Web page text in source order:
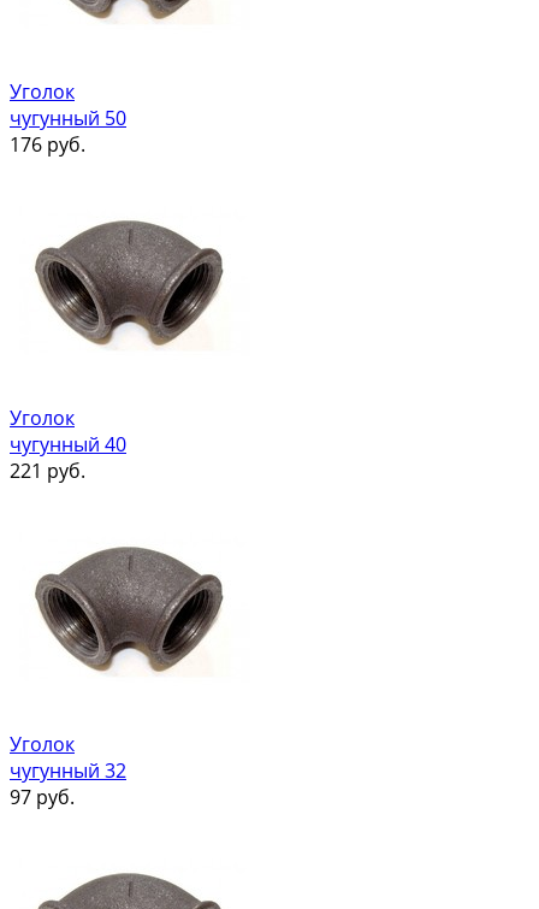
Уголок
чугунный 50
176 руб.
Уголок
чугунный 40
221 руб.
Уголок
чугунный 32
97 руб.